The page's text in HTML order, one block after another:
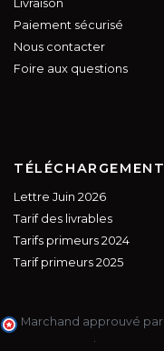
Livraison
Paiement sécurisé
Nous contacter
Foire aux questions
Lettre Juin 2026
Tarif des livrables
Tarifs primeurs 2024
Tarif primeurs 2025
Marchand approuvé par